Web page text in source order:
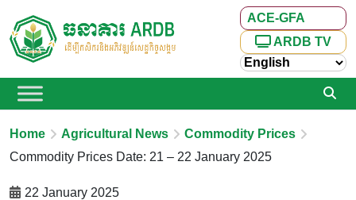
ACE-GFA
ARDB TV
Home Agricultural News
Commodity Prices
Commodity Prices Date: 21 – 22 January 2025
22 January 2025